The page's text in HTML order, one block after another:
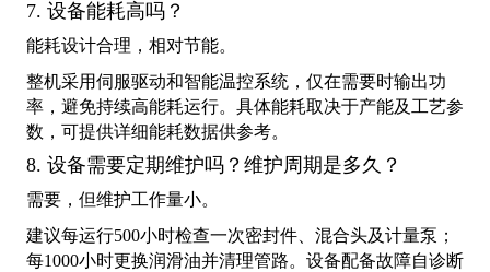
7. 设备能耗高吗？
能耗设计合理，相对节能。
整机采用伺服驱动和智能温控系统，仅在需要时输出功
率，避免持续高能耗运行。具体能耗取决于产能及工艺参
数，可提供详细能耗数据供参考。
8. 设备需要定期维护吗？维护周期是多久？
需要，但维护工作量小。
建议每运行500小时检查一次密封件、混合头及计量泵；
每1000小时更换润滑油并清理管路。设备配备故障自诊断